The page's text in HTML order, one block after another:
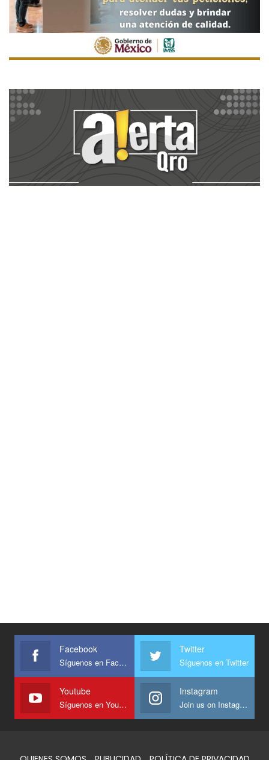
Facebook
Síguenos en Facebook
Twitter
Síguenos en Twitter
Youtube
Síguenos en Youtube
Instagram
Join us on Instagram